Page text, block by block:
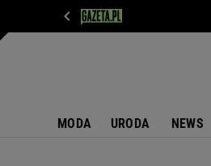
MODA URODA NEWS